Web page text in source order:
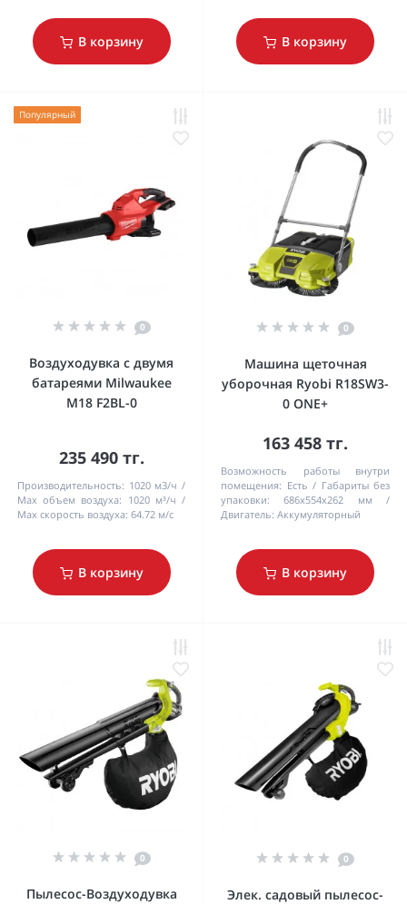
В корзину В корзину
Популярный
0
Воздуходувка с двумя
батареями Milwaukee
M18 F2BL-0
235 490 тг.
Производительность: 1020 м3/ч
Max объем воздуха: 1020 м³/ч
Max скорость воздуха: 64.72 м/с
В корзину
0
Машина щеточная
уборочная Ryobi R18SW3-
0 ONE+
163 458 тг.
Возможность работы внутри
помещения: Есть
Габариты без
упаковки:
686х554х262 мм
Двигатель: Аккумуляторный
В корзину
0
Пылесос-Воздуходувка
0
Элек. садовый пылесос-